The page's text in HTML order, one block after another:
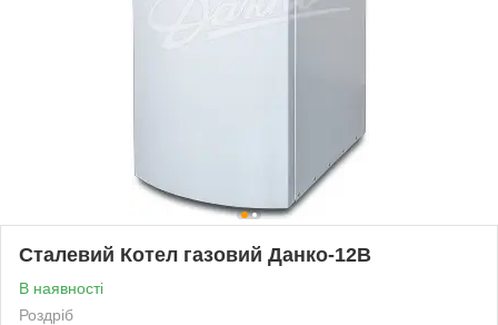
Сталевий Котел газовий Данко-12В
В наявності
Роздріб